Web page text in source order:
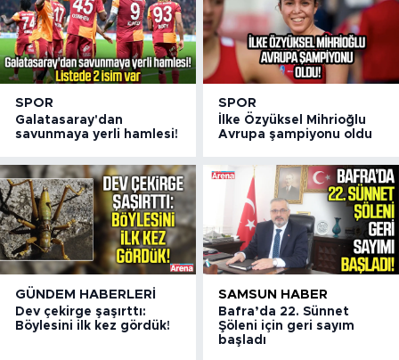
SPOR
Galatasaray'dan
savunmaya yerli hamlesi!
SPOR
İlke Özyüksel Mihrioğlu
Avrupa şampiyonu oldu
GÜNDEM HABERLERI
Dev çekirge şaşırttı:
Böylesini ilk kez gördük!
SAMSUN HABER
Bafra’da 22. Sünnet
Şöleni için geri sayım
başladı